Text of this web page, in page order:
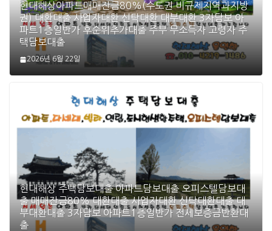
현대해상아파트매매잔금80%(수도권 비규제지역과지방
권) 대환대출 사업자대환 신탁대환 대부대환 3자담보 아
파트1층일반가 후순위추가대출 주부 무소득자 고령자 주
택담보대출
2026년 6월 22일
현대해상 주택담보대출 아파트담보대출 오피스텔담보대
출 매매잔금80% 대환대출 사업자대환 신탁대환대출 대
부대환대출 3자담보 아파트1층일반가 전세보증금반환대
출